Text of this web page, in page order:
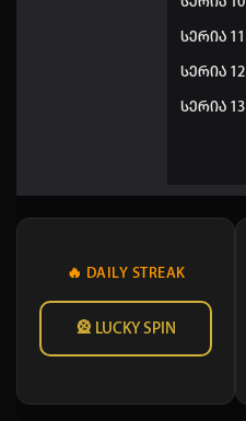
სერია 11
სერია 12
სერია 13
🔥 DAILY STREAK
🎡 LUCKY SPIN